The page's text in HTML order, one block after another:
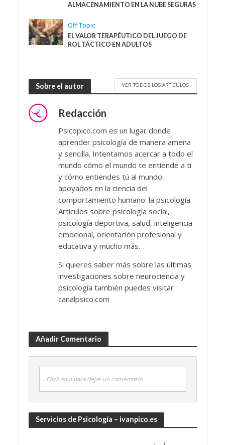
ALMACENAMIENTO EN LA NUBE SEGURAS
Off-Topic
EL VALOR TERAPÉUTICO DEL JUEGO DE
ROL TÁCTICO EN ADULTOS
Sobre el autor VER TODOS LOS ARTÍCULOS
Redacción
Psicopico.com es un lugar donde
aprender psicología de manera amena
y sencilla. Intentamos acercar a todo el
mundo cómo el mundo te entiende a ti
y cómo entiendes tú al mundo
apoyados en la ciencia del
comportamiento humano: la psicología.
Artículos sobre psicología social,
psicología deportiva, salud, inteligencia
emocional, orientación profesional y
educativa y mucho más.
Si quieres saber más sobre las últimas
investigaciones sobre neurociencia y
psicología también puedes visitar
canalpsico.com
Añadir Comentario
Click aquí para dejar un comentario
Servicios de Psicología – ivanpico.es